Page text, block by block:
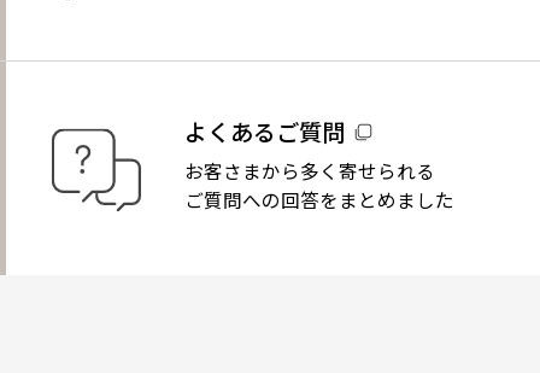
よくあるご質問
お客さまから多く寄せられる
ご質問への回答をまとめました